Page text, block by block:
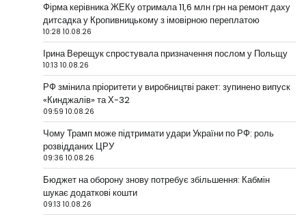
Фірма керівника ЖЕКу отримала 11,6 млн грн на ремонт даху
дитсадка у Кропивницькому з імовірною переплатою
10:28 10.08.26
Ірина Верещук спростувала призначення послом у Польщу
10:13 10.08.26
РФ змінила пріоритети у виробництві ракет: зупинено випуск
«Кинджалів» та Х-32
09:59 10.08.26
Чому Трамп може підтримати удари України по РФ: роль
розвідданих ЦРУ
09:36 10.08.26
Бюджет на оборону знову потребує збільшення: Кабмін
шукає додаткові кошти
09:13 10.08.26